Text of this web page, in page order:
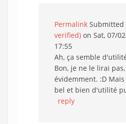
Permalink Submitted
verified) on Sat, 07/
17:55
Ah, ça semble
Bon, je ne le lirai pas,
évidemment. :D
bel et bien d'utilité
reply